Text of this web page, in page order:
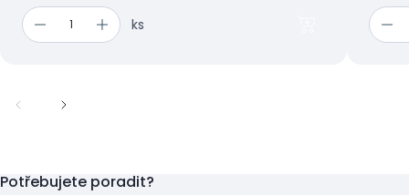
ks
Potřebujete poradit?